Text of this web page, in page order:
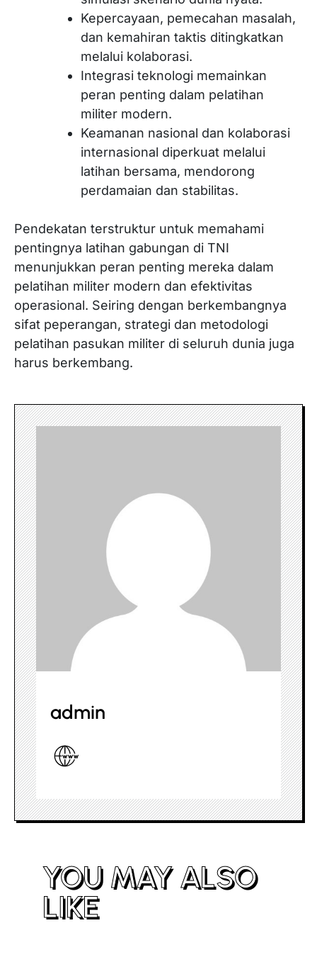
Kepercayaan, pemecahan masalah,
dan kemahiran taktis ditingkatkan
melalui kolaborasi.
Integrasi teknologi memainkan
peran penting dalam pelatihan
militer modern.
Keamanan nasional dan kolaborasi
internasional diperkuat melalui
latihan bersama, mendorong
perdamaian dan stabilitas.
Pendekatan terstruktur untuk memahami
pentingnya latihan gabungan di TNI
menunjukkan peran penting mereka dalam
pelatihan militer modern dan efektivitas
operasional. Seiring dengan berkembangnya
sifat peperangan, strategi dan metodologi
pelatihan pasukan militer di seluruh dunia juga
harus berkembang.
admin
YOU MAY ALSO
LIKE